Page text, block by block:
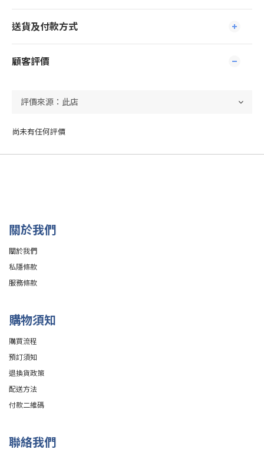
送貨及付款方式
顧客評價
尚未有任何評價
關於我們
關於我們
私隱條款
服務條款
購物須知
購買流程
預訂須知
退換貨政策
配送方法
付款二維碼
聯絡我們